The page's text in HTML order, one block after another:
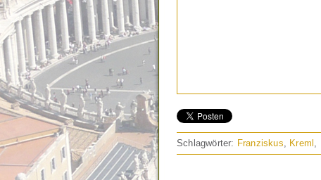
Schlagwörter: Franziskus, Kreml ,